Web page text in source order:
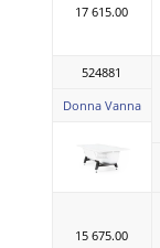
17 615.00
524881
Donna Vanna
15 675.00